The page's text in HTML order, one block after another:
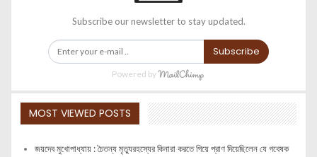
Subscribe our newsletter to stay updated.
Subscribe
Powered by
MOST VIEWED POSTS
জয়দেব মুখোপাধ্যায় : চৈতন্য মৃত্যুরহস্যের কিনারা করতে গিয়ে প্রাণ দিয়েছিলেন যে গবেষক